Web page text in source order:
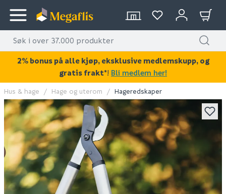
KAN DISSE VÆRE AV INTERESSE?
Hus & hage Hage og uterom Hageredskaper
2% bonus på alle kjøp, eksklusive medlemskupp, og
gratis frakt*! Bli medlem her!